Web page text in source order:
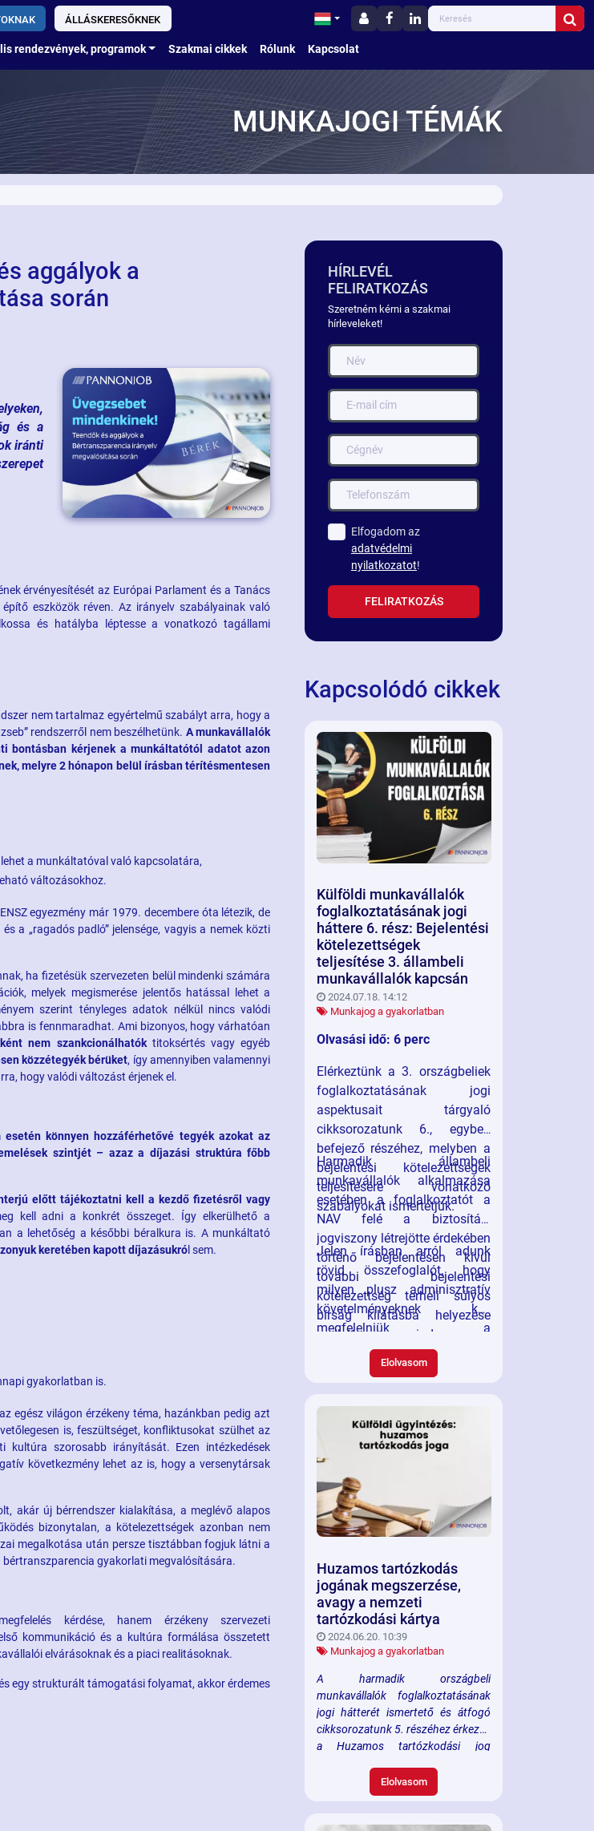
ÁLLÁSKERESŐKNEK
rendezvények, programok Szakmai cikkek Rólunk Kapcsolat
MUNKAJOGI TÉMÁK
aggályok a
során
és a
iránti
érvényesítését az Európai Parlament és a Tanács
eszközök réven. Az irányelv szabályainak való
és hatályba léptesse a vonatkozó tagállami
nem tartalmaz egyértelmű szabályt arra, hogy a
rendszerről nem beszélhetünk. A munkavállalók
bontásban kérjenek a munkáltatótól adatot azon
melyre 2 hónapon belül írásban térítésmentesen
a munkáltatóval való kapcsolatára,
változásokhoz.
egyezmény már 1979. decembere óta létezik, de
a „ragadós padló” jelensége, vagyis a nemek közti
ha fizetésük szervezeten belül mindenki számára
melyek megismerése jelentős hatással lehet a
szerint tényleges adatok nélkül nincs valódi
is fennmaradhat. Ami bizonyos, hogy várhatóan
nem szankcionálhatóktitoksértés vagy egyéb
közzétegyék bérüket, így amennyiben valamennyi
hogy valódi változást érjenek el.
könnyen hozzáférhetővé tegyék azokat az
szintjét – azaz a díjazási struktúra főbb
előtt tájékoztatni kell a kezdő fizetésről vagy
kell adni a konkrét összeget. Így elkerülhető a
a lehetőség a későbbi béralkura is. A munkáltató
keretében kapott díjazásukró l sem.
gyakorlatban is.
egész világon érzékeny téma, hazánkban pedig azt
is, feszültséget, konfliktusokat szülhet az
szorosabb irányítását. Ezen intézkedések
következmény lehet az is, hogy a versenytársak
akár új bérrendszer kialakítása, a meglévő alapos
bizonytalan, a kötelezettségek azonban nem
megalkotása után persze tisztábban fogjuk látni a
bértranszparencia gyakorlati megvalósítására.
kérdése, hanem érzékeny szervezeti
kommunikáció és a kultúra formálása összetett
elvárásoknak és a piaci realitásoknak.
egy strukturált támogatási folyamat, akkor érdemes
HÍRLEVÉL
FELIRATKOZÁS
Szeretném kérni a szakmai
hírleveleket!
Elfogadom az
adatvédelmi
nyilatkozatot!
FELIRATKOZÁS
Kapcsolódó cikkek
Külföldi munkavállalók
foglalkoztatásának jogi
háttere 6. rész: Bejelentési
kötelezettségek
teljesítése 3. állambeli
munkavállalók kapcsán
2024.07.18. 14:12
Munkajog a gyakorlatban
Olvasási idő: 6 perc
Elérkeztünk a 3. országbeliek
foglalkoztatásának jogi
aspektusait tárgyaló
cikksorozatunk 6., egyben
befejező részéhez, melyben a
bejelentési kötelezettségek
teljesítésére vonatkozó
szabályokat ismertetjük.
Harmadik állambeli
munkavállalók alkalmazása
esetében a foglalkoztatót a
NAV felé a biztosítási
jogviszony létrejötte érdekében
történő bejelentésen kívül
további bejelentési
kötelezettség terheli súlyos
bírság kilátásba helyezése
mellett mind a
Kormányhivatal, mind az
Országos Idegenrendészeti
OIF) felé.
Jelen írásban arról adunk
rövid összefoglalót, hogy
milyen plusz adminisztratív
követelményeknek kell
megfelelniük a
foglalkoztatóknak, amikor
harmadik országbeli
és milyen változásokra
számíthatnak ezen a területen
a jogszabályi környezet
folyamatos fejlődése nyomán.
Írásunkban tárgyaljuk azokat
a lépéseket és
dokumentációkat, amelyek
elengedhetetlenek a szabályos
munkaügyi kapcsolatok
fenntartásához, és
megvilágítjuk azokat a gyakori
buktatókat is, amelyekre
minden munkaadónak fel kell
készülnie.
Elolvasom
Huzamos tartózkodás
jogának megszerzése,
avagy a nemzeti
tartózkodási kártya
2024.06.20. 10:39
Munkajog a gyakorlatban
A harmadik országbeli
munkavállalók foglalkoztatásának
jogi hátterét ismertető és átfogó
cikksorozatunk 5. részéhez érkezve
a Huzamos tartózkodási jog
hátrányait és annak részletes
menetét vizsgáljuk.
Elolvasom